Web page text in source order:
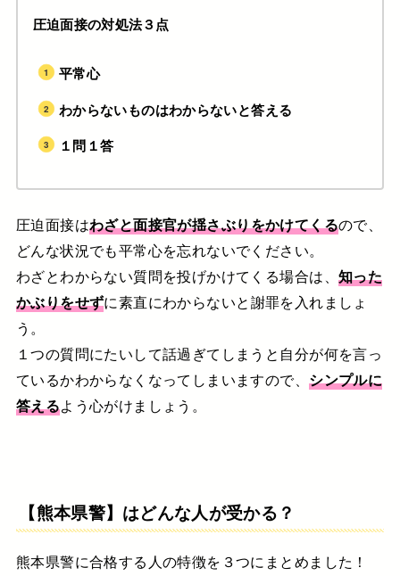
圧迫面接の対処法３点
平常心
わからないものはわからないと答える
１問１答
圧迫面接はわざと面接官が揺さぶりをかけてくるので、
どんな状況でも平常心を忘れないでください。
わざとわからない質問を投げかけてくる場合は、 知った
かぶりをせずに素直にわからないと謝罪を入れましょ
う。
１つの質問にたいして話過ぎてしまうと自分が何を言っ
ているかわからなくなってしまいますので、シンプルに
答えるよう心がけましょう。
【熊本県警】はどんな人が受かる？
熊本県警に合格する人の特徴を３つにまとめました！